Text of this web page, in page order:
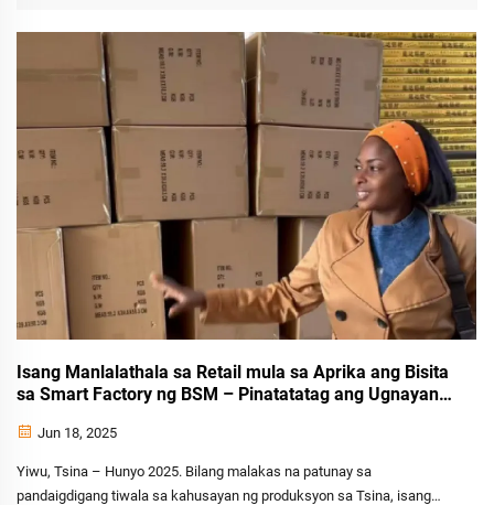
nangungunang tagapagkaloob ng premium packaging na BSM
Packaging ay nagpahayag ng pormal na pagbukas ng kanilang bagong
showroom para sa 2026 noong Pebrero...
Isang Manlalathala sa Retail mula sa Aprika ang Bisita
sa Smart Factory ng BSM – Pinatatatag ang Ugnayan
Jun 18, 2025
Yiwu, Tsina – Hunyo 2025. Bilang malakas na patunay sa
pandaigdigang tiwala sa kahusayan ng produksyon sa Tsina, isang